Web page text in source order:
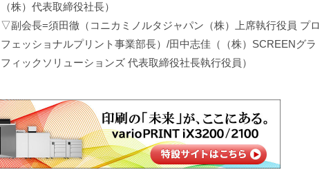
（株）代表取締役社長）
▽副会長=須田徹（コニカミノルタジャパン（株）上席執行役員 プロ
フェッショナルプリント事業部長）/田中志佳（（株）SCREENグラ
フィックソリューションズ 代表取締役社長執行役員）